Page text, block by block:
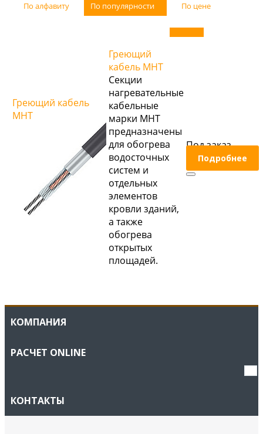
По алфавиту По популярности По цене
Греющий кабель
МНТ
Греющий
кабель МНТ
Секции
нагревательные
кабельные
марки МНТ
предназначены
для обогрева
водосточных
систем и
отдельных
элементов
кровли зданий,
а также
обогрева
открытых
площадей.
Под заказ
Подробнее
КОМПАНИЯ
РАСЧЕТ ONLINE
КОНТАКТЫ